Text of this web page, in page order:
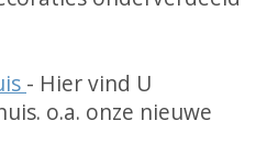
- Hier vind U
o.a. onze nieuwe